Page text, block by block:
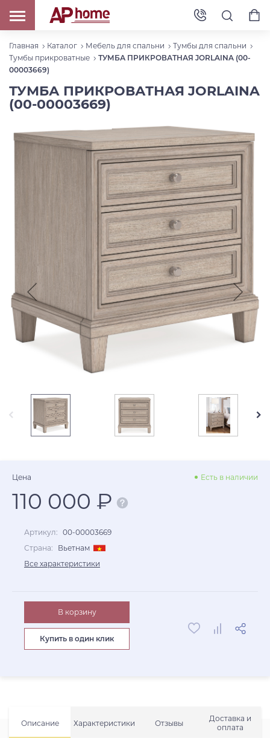
Главная Каталог Мебель для спальни
Тумбы для спальни
Тумбы прикроватные
ТУМБА ПРИКРОВАТНАЯ JORLAINA (00-
00003669)
ТУМБА ПРИКРОВАТНАЯ JORLAINA
(00-00003669)
Описание Характеристики Отзывы
Доставка и
оплата
Цена Есть в наличии
110 000 ₽
Артикул: 00-00003669
Страна:
Вьетнам
Все характеристики
В корзину
Купить в один клик